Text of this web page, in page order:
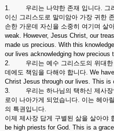
1. 우리는 나약한 존재 입니다. 그
이신 그리스도로 말미암아 가장 귀한
손한 가운데 자신을 소중히 여기며 살
weak. However, Jesus Christ, our
made us precious. With this
our lives acknowledging how precious
2. 우리는 예수 그리스도의 위대한
데에도 책임을 다해야 합니다. We
Christ Jesus through our lives. This
3. 우리는 하나님의 택하신 제사장
로이 나아가게 되었습니다. 이는 헤아
의 특권입니다.
이제 제사장 답게 구별된 삶을 살아야
be high priests for God. This is a